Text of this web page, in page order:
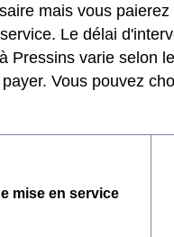
mais vous
Le délai
Pressins varie selon
Vous pouvez
mise en service